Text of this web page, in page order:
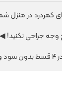
کمردرد در منزل
وجه جراحی